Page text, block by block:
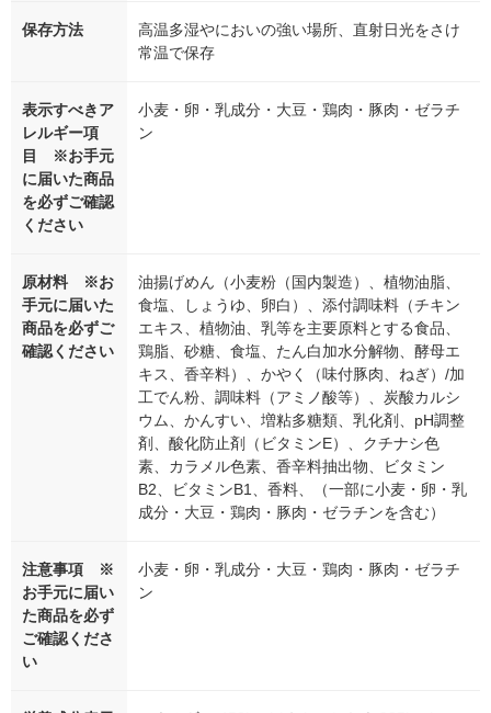
保存方法
高温多湿やにおいの強い場所、直射日光をさけ
常温で保存
表示すべきア
レルギー項
目 ※お手元
に届いた商品
を必ずご確認
ください
小麦・卵・乳成分・大豆・鶏肉・豚肉・ゼラチ
ン
原材料 ※お
手元に届いた
商品を必ずご
確認ください
油揚げめん（小麦粉（国内製造）、植物油脂、
食塩、しょうゆ、卵白）、添付調味料（チキン
エキス、植物油、乳等を主要原料とする食品、
鶏脂、砂糖、食塩、たん白加水分解物、酵母エ
キス、香辛料）、かやく（味付豚肉、ねぎ）/加
工でん粉、調味料（アミノ酸等）、炭酸カルシ
ウム、かんすい、増粘多糖類、乳化剤、pH調整
剤、酸化防止剤（ビタミンE）、クチナシ色
素、カラメル色素、香辛料抽出物、ビタミン
B2、ビタミンB1、香料、（一部に小麦・卵・乳
成分・大豆・鶏肉・豚肉・ゼラチンを含む）
注意事項 ※
お手元に届い
た商品を必ず
ご確認くださ
い
小麦・卵・乳成分・大豆・鶏肉・豚肉・ゼラチ
ン